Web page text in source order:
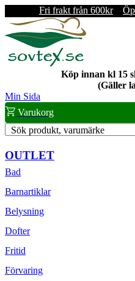
Fri frakt från 600kr
Köp innan kl 15
(Gäller
Min Sida
Varukorg
Sök produkt, varumärke
OUTLET
Bad
Barnartiklar
Belysning
Dofter
Fritid
Förvaring